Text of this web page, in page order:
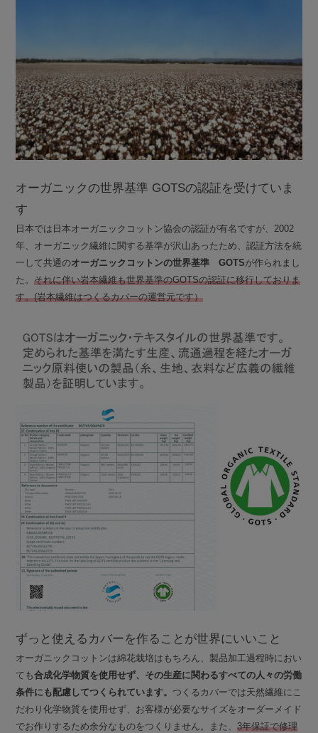
オーガニックの世界基準 GOTSの認証を受けていま
す
日本では日本オーガニックコットン協会の認証が有名ですが、2002
年、オーガニック繊維に関する基準が沢山あったため、認証方法を統
一して共通のオーガニックコットンの世界基準 GOTSが作られまし
た。それに伴い岩本繊維も世界基準のGOTSの認証に移行しておりま
す。(岩本繊維はつくるカバーの運営元です）
ずっと使えるカバーを作ることが世界にいいこと
オーガニックコットンは綿花栽培はもちろん、製品加工過程時におい
ても合成化学物質を使用せず、その生産に関わるすべての人々の労働
条件にも配慮してつくられています。 つくるカバーでは天然繊維にこ
だわり化学物質を使用せず、お客様が必要なサイズをオーダーメイド
でお作りするため余分なものをつくりません。また、3年保証で修理